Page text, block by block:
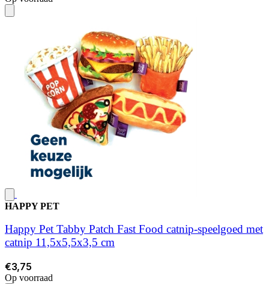
HAPPY PET
Happy Pet Tabby Patch Fast Food catnip-speelgoed met
catnip 11,5x5,5x3,5 cm
€3,75
Op voorraad